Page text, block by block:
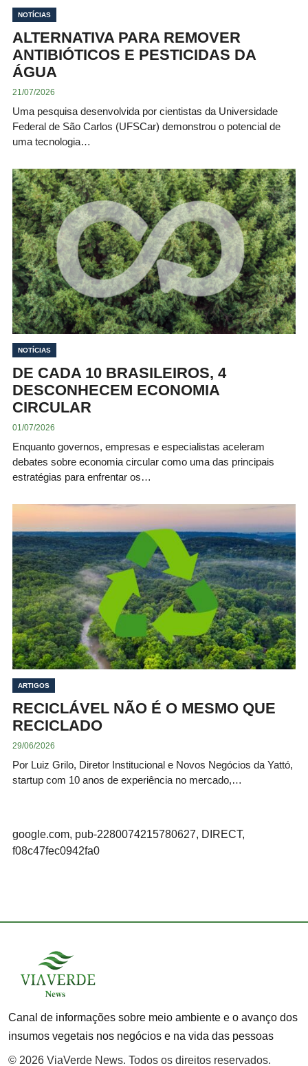
NOTÍCIAS
ALTERNATIVA PARA REMOVER
ANTIBIÓTICOS E PESTICIDAS DA
ÁGUA
21/07/2026
Uma pesquisa desenvolvida por cientistas da Universidade
Federal de São Carlos (UFSCar) demonstrou o potencial de
uma tecnologia…
NOTÍCIAS
DE CADA 10 BRASILEIROS, 4
DESCONHECEM ECONOMIA
CIRCULAR
01/07/2026
Enquanto governos, empresas e especialistas aceleram
debates sobre economia circular como uma das principais
estratégias para enfrentar os…
ARTIGOS
RECICLÁVEL NÃO É O MESMO QUE
RECICLADO
29/06/2026
Por Luiz Grilo, Diretor Institucional e Novos Negócios da Yattó,
startup com 10 anos de experiência no mercado,…
google.com, pub-2280074215780627, DIRECT,
f08c47fec0942fa0
Canal de informações sobre meio ambiente e o avanço dos
insumos vegetais nos negócios e na vida das pessoas
© 2026 ViaVerde News. Todos os direitos reservados.